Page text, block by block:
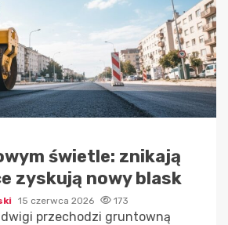
świetle: znikają
zyskują nowy blask
15 czerwca 2026 173
przechodzi gruntowną